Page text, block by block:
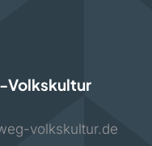
Volkskultur
volkskultur.de